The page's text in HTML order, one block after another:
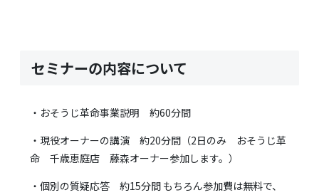
セミナーの内容について
・おそうじ革命事業説明 約60分間
・現役オーナーの講演 約20分間（2日のみ おそうじ革
命 千歳恵庭店 藤森オーナー参加します。）
・個別の質疑応答 約15分間 もちろん参加費は無料で、